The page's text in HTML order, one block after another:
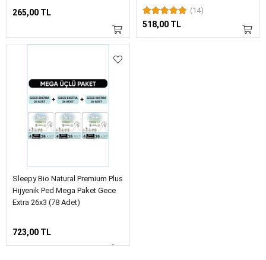
265,00 TL
(14)
518,00 TL
Sleepy Bio Natural Premium Plus
Hijyenik Ped Mega Paket Gece
Extra 26x3 (78 Adet)
723,00 TL